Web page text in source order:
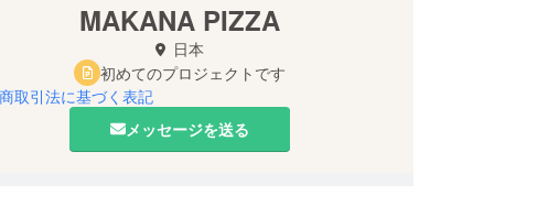
MAKANA PIZZA
日本
初めてのプロジェクトです
取引法に基づく表記
メッセージを送る